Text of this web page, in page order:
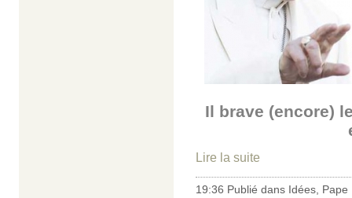
Il brave (encore)
Lire la suite
19:36 Publié dans Idées Pape